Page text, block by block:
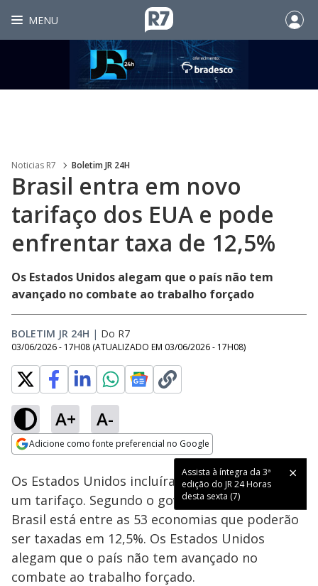
MENU
Noticias R7 Boletim JR 24H
Brasil entra em novo
tarifaço dos EUA e pode
enfrentar taxa de 12,5%
Os Estados Unidos alegam que o país não tem
avançado no combate ao trabalho forçado
BOLETIM JR 24H | Do R7
03/06/2026 - 17H08 (ATUALIZADO EM 03/06/2026 - 17H08)
A+ A-
Adicione como fonte preferencial no Google
Assista à íntegra da 3ª
edição do JR 24 Horas
desta sexta (7)
Ativar
100.00%
Os Estados Unidos incluíram o Brasil em mais
um tarifaço. Segundo o governo americano, o
Brasil está entre as 53 economias que poderão
ser taxadas em 12,5%. Os Estados Unidos
alegam que o país não tem avançado no
combate ao trabalho forçado.